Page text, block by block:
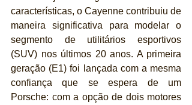
características, o Cayenne contribuiu de
maneira significativa para modelar o
segmento de utilitários esportivos
(SUV) nos últimos 20 anos. A primeira
geração (E1) foi lançada com a mesma
confiança que se espera de um
Porsche: com a opção de dois motores